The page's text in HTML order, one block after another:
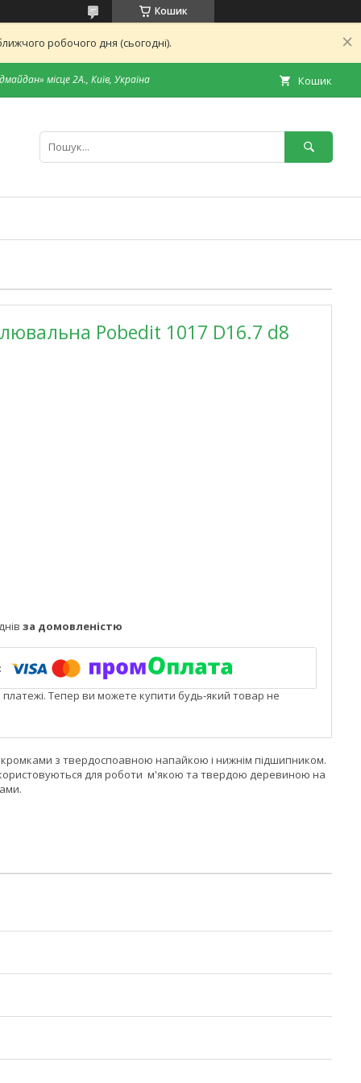
Кошик
робочого дня (сьогодні).
місце 2А., Київ, Україна Кошик
Pobedit 1017 D16.7 d8
за домовленістю
платежі. Тепер ви можете купити будь-який товар не
з твердоспоавною напайкою і нижнім підшипником.
для роботи м'якою та твердою деревиною на